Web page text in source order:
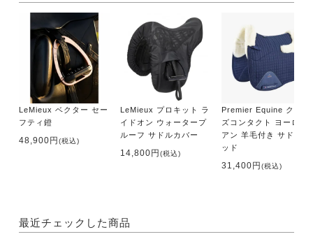
LeMieux ベクター セー
フティ鐙
48,900円 (税込)
LeMieux プロキット ラ
イドオン ウォータープ
ルーフ サドルカバー
14,800円 (税込)
Premier Equine クロー
ズコンタクト ヨーロピ
アン 羊毛付き サドルパ
ッド
31,400円 (税込)
最近チェックした商品